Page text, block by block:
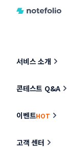
서비스 소개
콘테스트 Q&A
이벤트HOT
고객 센터